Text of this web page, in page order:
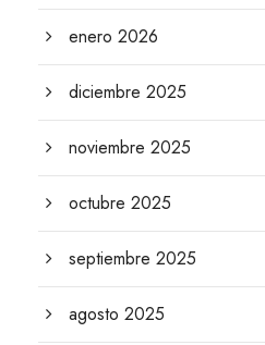
enero 2026
diciembre 2025
noviembre 2025
octubre 2025
septiembre 2025
agosto 2025